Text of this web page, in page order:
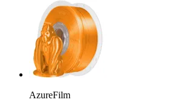
AzureFilm